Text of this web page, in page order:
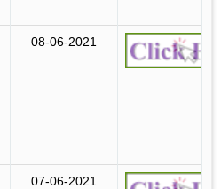
08-06-2021
07-06-2021